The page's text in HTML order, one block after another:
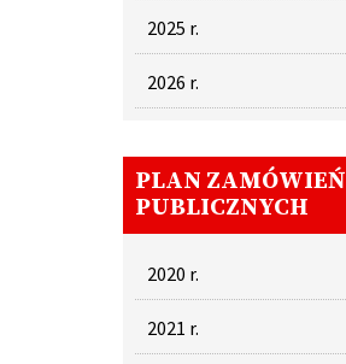
2025 r.
2026 r.
PLAN ZAMÓWIEŃ
PUBLICZNYCH
2020 r.
2021 r.